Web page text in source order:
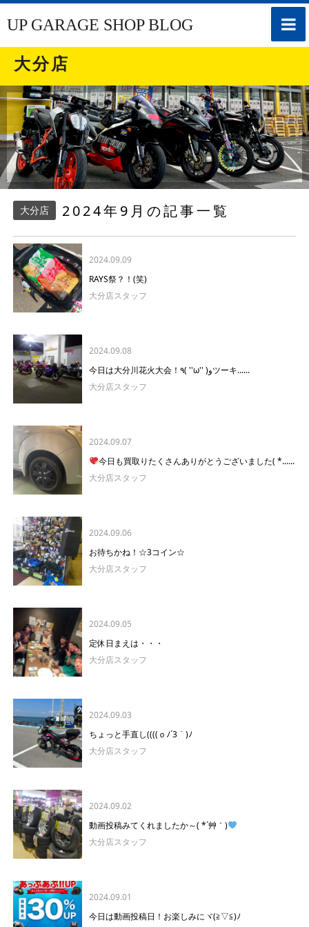
toggle
UP GARAGE SHOP BLOG
大分店
大分店 2024年9月の記事一覧
2024.09.09
RAYS祭？！(笑)
大分店スタッフ
2024.09.08
今日は大分川花火大会！٩( ''ω'' )وツーキ......
大分店スタッフ
2024.09.07
今日も買取りたくさんありがとうございました( *......
大分店スタッフ
2024.09.06
お待ちかね！☆3コイン☆
大分店スタッフ
2024.09.05
定休日まえは・・・
大分店スタッフ
2024.09.03
ちょっと手直し((((ｏﾉ´3｀)ﾉ
大分店スタッフ
2024.09.02
動画投稿みてくれましたか～( *´艸｀)
大分店スタッフ
2024.09.01
今日は動画投稿日！お楽しみにヾ(≧▽≦)ﾉ